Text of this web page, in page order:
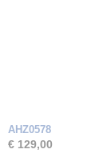
AHZ0578
€ 129,00